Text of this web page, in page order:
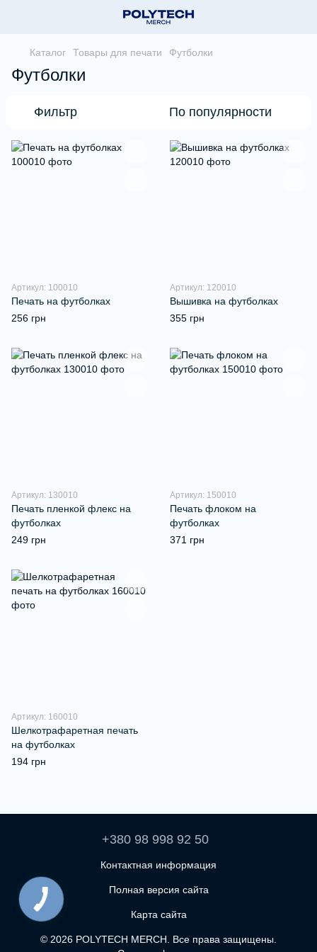
Каталог Товары для печати Футболки
Футболки
Фильтр По популярности
Артикул: 100010
Печать на футболках
256 грн
Артикул: 120010
Вышивка на футболках
355 грн
Артикул: 130010
Печать пленкой флекс на
футболках
249 грн
Артикул: 150010
Печать флоком на
футболках
371 грн
Артикул: 160010
Шелкотрафаретная печать
на футболках
194 грн
+380 98 998 92 50
Контактная информация
Полная версия сайта
Карта сайта
© 2026 POLYTECH MERCH. Все права защищены.